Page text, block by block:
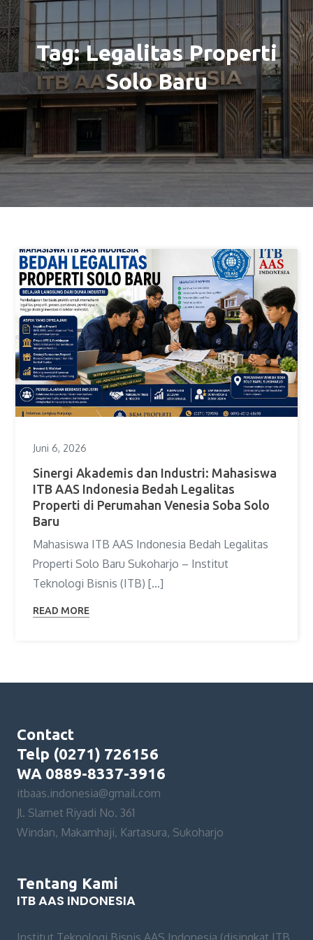
Tag:Legalitas Properti
Solo Baru
Juni 6, 2026
Sinergi Akademis dan Industri: Mahasiswa
ITB AAS Indonesia Bedah Legalitas
Properti di Perumahan Venesia Soba Solo
Baru
Mahasiswa ITB AAS Indonesia Bedah Legalitas
Properti Solo Baru Sukoharjo – Institut
Teknologi Bisnis (ITB) […]
READ MORE
Contact
Telp (0271) 726156
WA 0889-8337-3916
itbaas.indonesia@gmail.com
Jl. Slamet Riyadi No. 361
Windan, Makamhaji, Kartasura, Sukoharjo
Tentang Kami
ITB AAS INDONESIA
Institut Teknologi Bisnis AAS Indonesia (disingkat ITB